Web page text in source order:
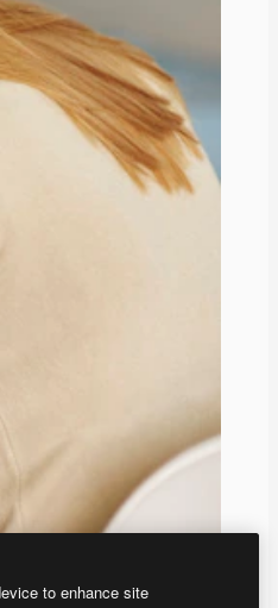
to enhance site